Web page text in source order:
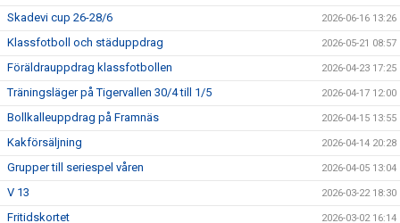
TRUPPEN
DOKUMENT
Skadevi cup 26-28/6 2026-06-16 13:26
Klassfotboll och städuppdrag 2026-05-21 08:57
Föräldrauppdrag klassfotbollen 2026-04-23 17:25
Träningsläger på Tigervallen 30/4 till 1/5 2026-04-17 12:00
Bollkalleuppdrag på Framnäs 2026-04-15 13:55
Kakförsäljning 2026-04-14 20:28
Grupper till seriespel våren 2026-04-05 13:04
V 13 2026-03-22 18:30
Fritidskortet 2026-03-02 16:14